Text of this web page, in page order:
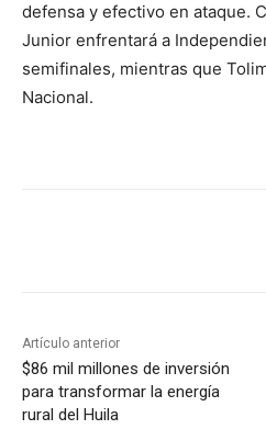
defensa y efectivo en ataque.
Junior enfrentará a
semifinales, mientras que
Nacional.
Artículo anterior
$86 mil millones de inversión
para transformar la energía
rural del Huila